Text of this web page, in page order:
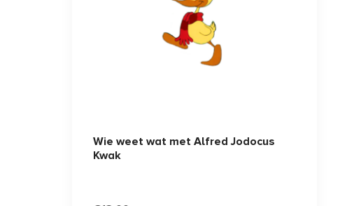
Wie weet wat met Alfred Jodocus
Kwak